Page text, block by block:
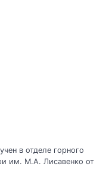
в отделе горного
им. М.А. Лисавенко от